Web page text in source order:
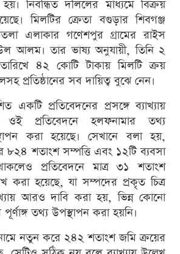
নিবন্ধিত দলিলের মাধ্যমে বিক্রয়
মিলটির ক্রেতা বগুড়ার শিবগঞ্জ
এলাকার গণেশপুর গ্রামের রাইস
আলম। তার ভাষ্য অনুযায়ী, তিনি ২
৪২ কোটি টাকায় মিলটি ক্রয়
প্রতিষ্ঠানের সব দায়িত্ব বুঝে নেন।
একটি প্রতিবেদনের প্রসঙ্গে ব্যাখ্যায়
প্রতিবেদনে হলফনামার তথ্য
করা হয়েছে। সেখানে বলা হয়,
৮২৪ শতাংশ সম্পত্তি এবং ১২টি ব্যবসা
প্রতিবেদনে মাত্র ৩১ শতাংশ
করা হয়েছে, যা সম্পদের প্রকৃত চিত্র
আরও দাবি করা হয়, ভিন্ন কোনো
তথ্য উপস্থাপন করা হয়নি।
নামে নতুন করে ২৪২ শতাংশ জমি ক্রয়ের